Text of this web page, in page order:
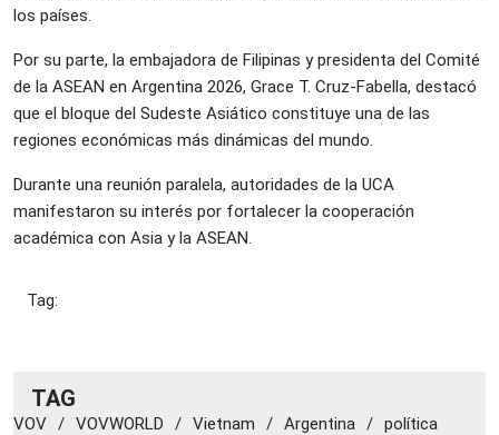
los países.
Por su parte, la embajadora de Filipinas y presidenta del Comité
de la ASEAN en Argentina 2026, Grace T. Cruz-Fabella, destacó
que el bloque del Sudeste Asiático constituye una de las
regiones económicas más dinámicas del mundo.
Durante una reunión paralela, autoridades de la UCA
manifestaron su interés por fortalecer la cooperación
académica con Asia y la ASEAN.
Tag:
TAG
VOV / VOVWORLD / Vietnam / Argentina / política